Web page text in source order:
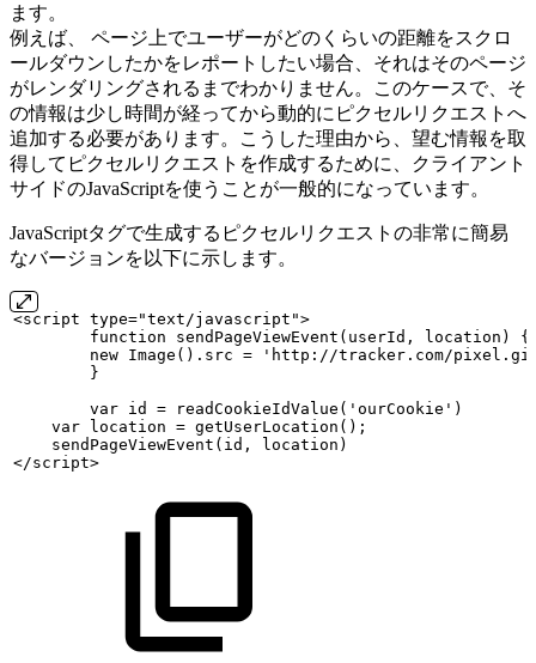
ます。
例えば、 ページ上でユーザーがどのくらいの距離をスクロ
ールダウンしたかをレポートしたい場合、それはそのページ
がレンダリングされるまでわかりません。このケースで、そ
の情報は少し時間が経ってから動的にピクセルリクエストへ
追加する必要があります。こうした理由から、望む情報を取
得してピクセルリクエストを作成するために、クライアント
サイドのJavaScriptを使うことが一般的になっています。
JavaScriptタグで生成するピクセルリクエストの非常に簡易
なバージョンを以下に示します。
<script type="text/javascript">
function
sendPageViewEvent(userId, location)
{
new Image().src =
'http://tracker.com/
}
var id =
readCookieIdValue('ourCookie')
var
location = getUserLocation();
sendPageViewEvent(id,
location)
</script>